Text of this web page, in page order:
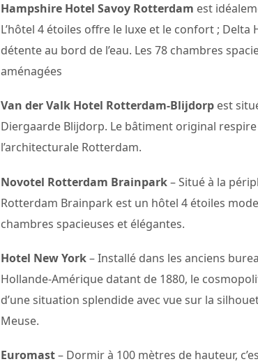
Hampshire Hotel Savoy Rotterdam est
L’hôtel 4 étoiles offre le luxe et le confort ;
détente au bord de l’eau. Les 78 chambres
aménagées
Van der Valk Hotel Rotterdam-Blijdorp est
Diergaarde Blijdorp. Le bâtiment original
l’architecturale Rotterdam.
Novotel Rotterdam Brainpark– Situé à la
Rotterdam Brainpark est un hôtel 4 étoiles
chambres spacieuses et élégantes.
Hotel New York– Installé dans les anciens
Hollande-Amérique datant de 1880, le
d’une situation splendide avec vue sur la
Meuse.
Euromast– Dormir à 100 mètres de hauteur,